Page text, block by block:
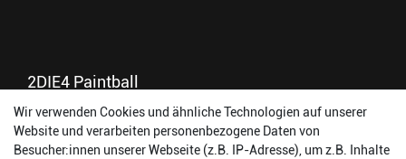
2DIE4 Paintball
56457 Westerburg
Reinhold-Ferger-Straße 26
order@2die4-sports.com
Wir verwenden Cookies und ähnliche Technologien auf unserer
Website und verarbeiten personenbezogene Daten von
Besucher:innen unserer Webseite (z.B. IP-Adresse), um z.B. Inhalte